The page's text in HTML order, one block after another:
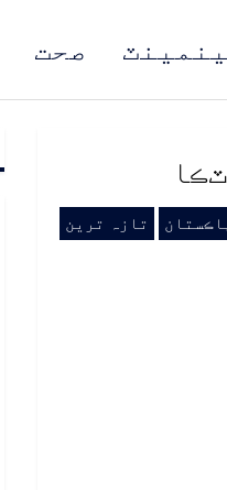
صحت
تازہ ترین